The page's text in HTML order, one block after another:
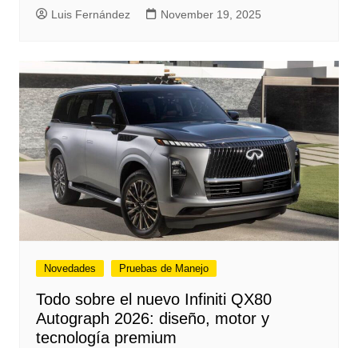
Luis Fernández November 19, 2025
Novedades Pruebas de Manejo
Todo sobre el nuevo Infiniti QX80
Autograph 2026: diseño, motor y
tecnología premium